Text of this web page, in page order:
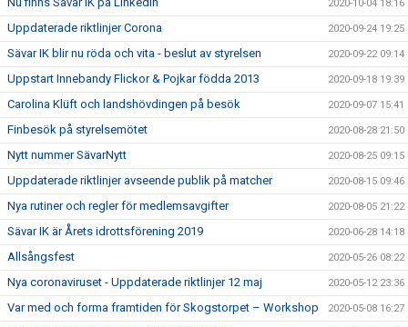
2020-10-04 18:16
Uppdaterade riktlinjer Corona 2020-09-24 19:25
Sävar IK blir nu röda och vita - beslut av styrelsen 2020-09-22 09:14
Uppstart Innebandy Flickor & Pojkar födda 2013 2020-09-18 19:39
Carolina Klüft och landshövdingen på besök 2020-09-07 15:41
Finbesök på styrelsemötet 2020-08-28 21:50
Nytt nummer SävarNytt 2020-08-25 09:15
Uppdaterade riktlinjer avseende publik på matcher 2020-08-15 09:46
Nya rutiner och regler för medlemsavgifter 2020-08-05 21:22
Sävar IK är Årets idrottsförening 2019 2020-06-28 14:18
Allsångsfest 2020-05-26 08:22
Nya coronaviruset - Uppdaterade riktlinjer 12 maj 2020-05-12 23:36
Var med och forma framtiden för Skogstorpet – Workshop 2020-05-08 16:27